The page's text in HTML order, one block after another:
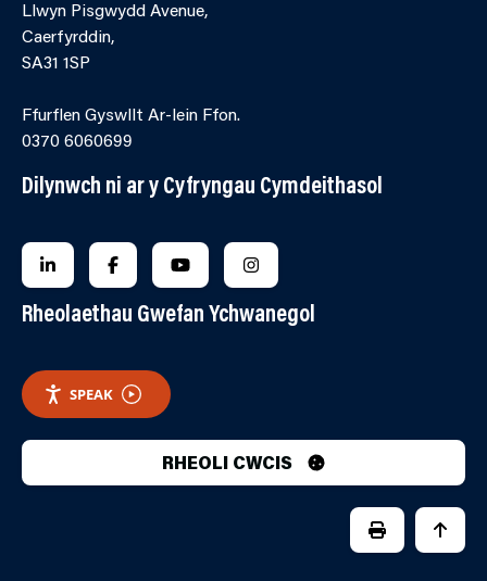
Llwyn Pisgwydd Avenue,
Caerfyrddin,
SA31 1SP
Ffurflen Gyswllt Ar-lein Ffon.
0370 6060699
Dilynwch ni ar y Cyfryngau Cymdeithasol
FOLLOW US ON LINKEDIN
FOLLOW US ON FACEBOOK
FOLLOW US ON YOUTUBE
FOLLOW US ON
Rheolaethau Gwefan Ychwanegol
SPEAK
RHEOLI CWCIS
PRINT PAGE
JUMP